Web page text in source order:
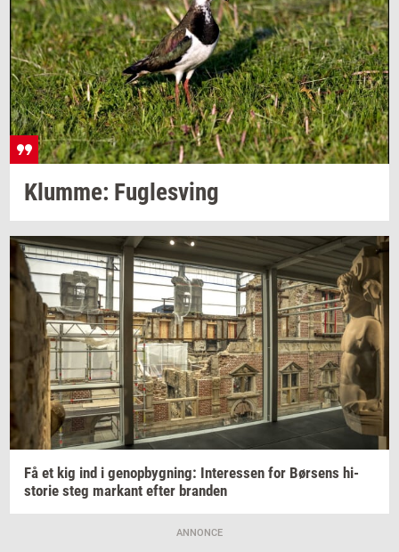
Klum­me: Fug­lesving
Få et kig ind i genop­byg­ning: In­ter­es­sen for Bør­sens hi­
sto­rie steg mar­kant efter bran­den
ANNONCE